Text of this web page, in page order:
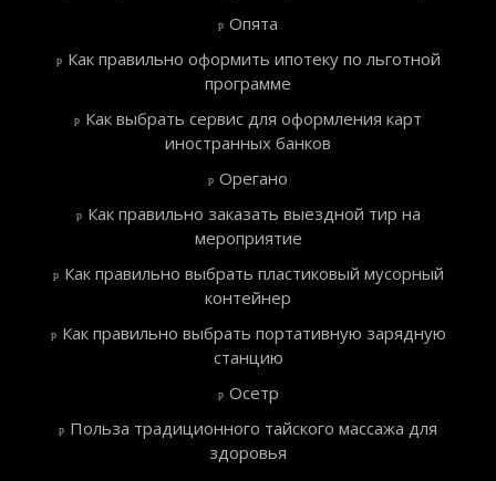
Опята
Как правильно оформить ипотеку по льготной
программе
Как выбрать сервис для оформления карт
иностранных банков
Орегано
Как правильно заказать выездной тир на
мероприятие
Как правильно выбрать пластиковый мусорный
контейнер
Как правильно выбрать портативную зарядную
станцию
Осетр
Польза традиционного тайского массажа для
здоровья